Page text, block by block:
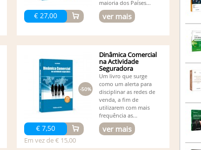
€ 27,00
maioria dos Países...
ver mais
€ 7,50
Em vez de € 15,00
-50%
Dinâmica Comercial
na Actividade
Seguradora
Um livro que surge
como um alerta para
disciplinar as redes de
venda, a fim de
utilizarem com mais
frequência as...
ver mais